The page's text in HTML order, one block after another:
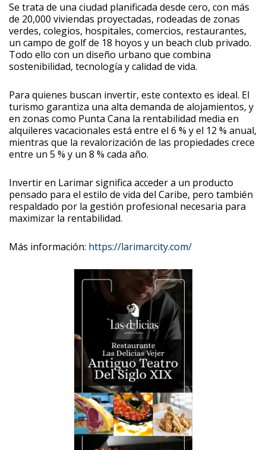
Se trata de una ciudad planificada desde cero, con más
de 20,000 viviendas proyectadas, rodeadas de zonas
verdes, colegios, hospitales, comercios, restaurantes,
un campo de golf de 18 hoyos y un beach club privado.
Todo ello con un diseño urbano que combina
sostenibilidad, tecnología y calidad de vida.
Para quienes buscan invertir, este contexto es ideal. El
turismo garantiza una alta demanda de alojamientos, y
en zonas como Punta Cana la rentabilidad media en
alquileres vacacionales está entre el 6 % y el 12 % anual,
mientras que la revalorización de las propiedades crece
entre un 5 % y un 8 % cada año.
Invertir en Larimar significa acceder a un producto
pensado para el estilo de vida del Caribe, pero también
respaldado por la gestión profesional necesaria para
maximizar la rentabilidad.
Más información: https://larimarcity.com/